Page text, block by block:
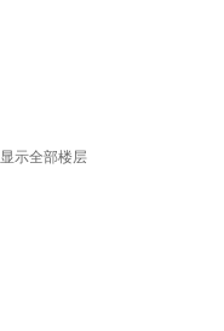
显示全部楼层